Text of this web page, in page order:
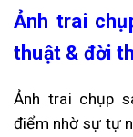
Ảnh trai
thuật & đời
Ảnh trai chụp
điểm nhờ sự tự